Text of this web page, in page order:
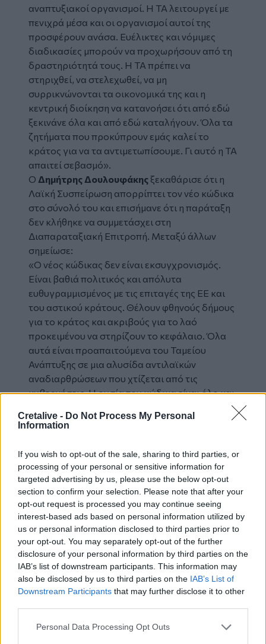
Cretalive - Do Not Process My Personal
Information
If you wish to opt-out of the sale, sharing to third parties, or
processing of your personal or sensitive information for
targeted advertising by us, please use the below opt-out
section to confirm your selection. Please note that after your
opt-out request is processed you may continue seeing
interest-based ads based on personal information utilized by
us or personal information disclosed to third parties prior to
your opt-out. You may separately opt-out of the further
disclosure of your personal information by third parties on the
IAB’s list of downstream participants. This information may
also be disclosed by us to third parties on the IAB’s List of
Downstream Participants that may further disclose it to other
Personal Data Processing Opt Outs
αναπτυξιακοί οργανισμοί. Η ΤΑ λειτουργεί με
πενιχρά μέσα και οι οργανισμοί αυτοί της
προσφέρουν ανάσα. Ευέλικτες και νόμιμες
διαδικασίες μπορούν να προχωρήσουν από τη
δραστηριότητά τους. Η ΤΑ πρέπει να
στηριχθεί, να στελεχωθεί, να μη
συρρικνώνονται τα οικονομικά της και η
κεντρική διοίκηση να κατανοήσει ότι από εδώ
ξεκινάνε όλα και από εδώ καταλήγουν. Όλα τα
ζητήματα που προκύπρουν εμάς καλεί το
κράτος για να τα αντιμετωπίσουμε. Γι αυτό η ΤΑ
απαιτεί σεβασμό».
Ο Δημήτρης Δουλουφάκης ξεκαθάρισε ότι η
Λαϊκή Συσπείρωση απορρίπτει τον νέο κώδικα
στο σύνολό του και επισήμανε ότι η παράταξη
δεν κλήθηκε να συμμετάσχει στη
Διαπαραταξιακή Επιτροπή. Μεταξύ άλλων
σημείωσε:
«Ο νέος κώδικας δεν είναι εκσυγχρονισμός.
Είναι βαθιά πολιτικός και απόλυτα
ευθυγραμμισμένος με τις επιταγές της ΕΕ και
του αστικού κράτους. Θέλουν φθηνούς δήμους
για το κράτος και ακριβούς για το λαό
προκειμένου να στηρίζουν το κεφάλαιο. Όλα
αυτά είναι προαπαιτούμενα του Ταμείου
Ανάπτυξης σε μια αλυσίδα αντιλαϊκών
αναδιαρθρώσεων που χτίζεται από τις
κυβερνήσεις. Η ουσία του κώδικα είναι όλο και
δήμους και όλο περισσότερα βάρη στους
εργολάβους, και λιγότερο προσωπικό.
Αυτός είναι ο πυρήνας, δεν βελτιώνεται, δεν
διορθώνεται, και γι’ αυτό απορρίπτεται
συνολικά. Η Λαϊκή Συσπείρωση δεν κλήθηκε
στη Διαπαραταξιακή Επιτροπή. Εξάλλου,
θεωρούμε ότι η ουσιαστική συζήτηση πρέπει να
γίνεται μέσα στην αίθουσα του Δημοτικού
Συμβουλίου. Δεν μπορούμε να συμφωνήσουμε
στη θέση σας που στην ουσία δεν αμφισβητεί
τον κώδικα. Οι δήμοι πρέπει να
χρηματοδοτούνται εξ ολοκλήρου από το
κράτος. Για μας αυτό είναι πεδίο σύγκρουσης
Καλούμε τον λαό να μη συμβιβάζεται με το “δεν